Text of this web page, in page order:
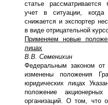
статье рассматривается
учет в ситуации, когда
снижается и экспортер
в виде отрицательной
Применяем новые
лицах
В.В. Семенихин
Федеральным законом
изменены положения
юридических лицах
положение
организаций. О том, что